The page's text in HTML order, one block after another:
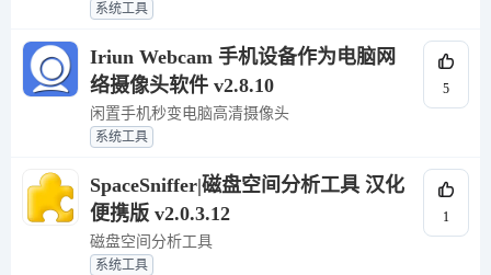
系统工具
Iriun Webcam 手机设备作为电脑网
络摄像头软件 v2.8.10
闲置手机秒变电脑高清摄像头
系统工具
5
SpaceSniffer|磁盘空间分析工具 汉化
便携版 v2.0.3.12
磁盘空间分析工具
系统工具
1